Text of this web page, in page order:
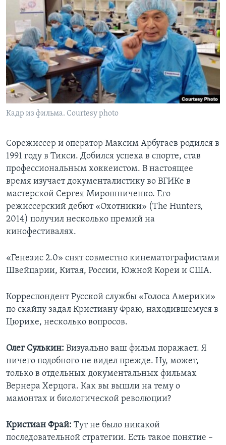
Кадр из фильма. Courtesy photo
Сорежиссер и оператор Максим Арбугаев родился в
1991 году в Тикси. Добился успеха в спорте, став
профессиональным хоккеистом. В настоящее
время изучает документалистику во ВГИКе в
мастерской Сергея Мирошниченко. Его
режиссерский дебют «Охотники» (The Hunters,
2014) получил несколько премий на
кинофестивалях.
«Генезис 2.0» снят совместно кинематографистами
Швейцарии, Китая, России, Южной Кореи и США.
Корреспондент Русской службы «Голоса Америки»
по скайпу задал Кристиану Фраю, находившемуся в
Цюрихе, несколько вопросов.
Олег Сулькин: Визуально ваш фильм поражает. Я
ничего подобного не видел прежде. Ну, может,
только в отдельных документальных фильмах
Вернера Херцога. Как вы вышли на тему о
мамонтах и биологической революции?
Кристиан Фрай: Тут не было никакой
последовательной стратегии. Есть такое понятие –